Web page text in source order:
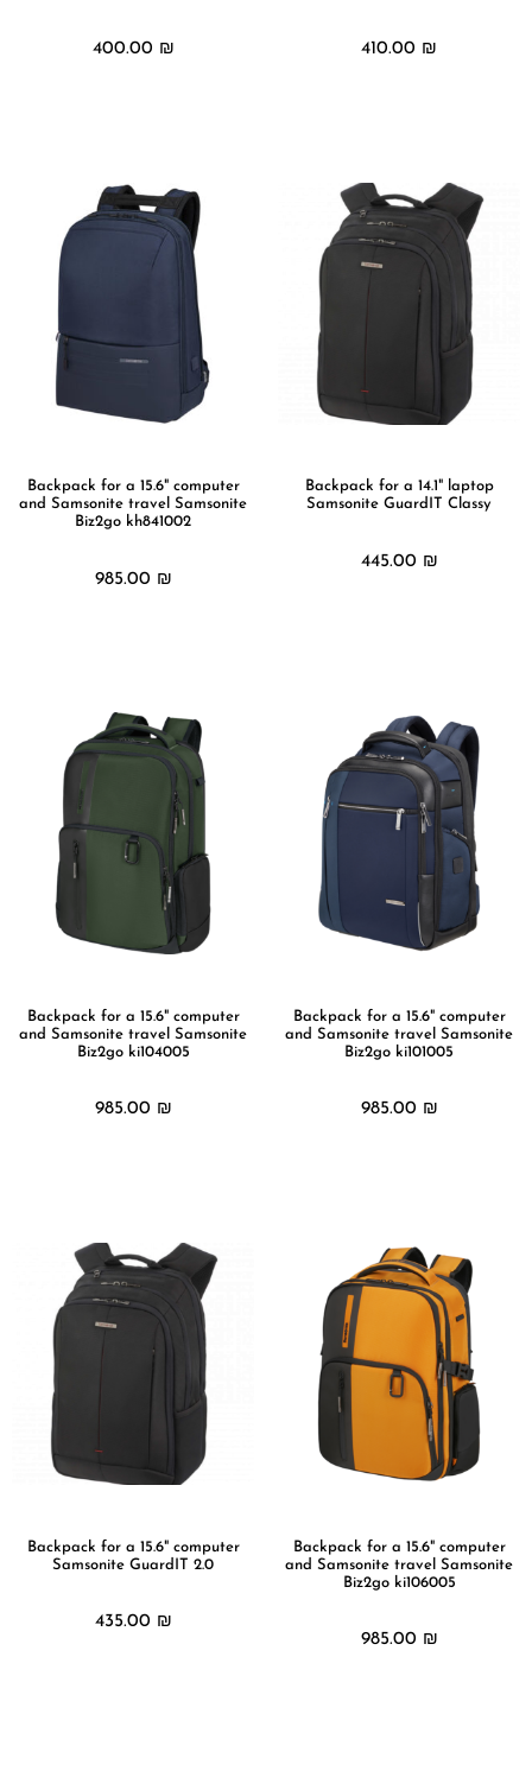
410.00 ₪
400.00 ₪
Backpack for a 14.1" laptop
Samsonite GuardIT Classy
445.00 ₪
Backpack for a 15.6" computer
and Samsonite travel Samsonite
Biz2go kh841002
985.00 ₪
Backpack for a 15.6" computer
and Samsonite travel Samsonite
Biz2go ki101005
985.00 ₪
Backpack for a 15.6" computer
and Samsonite travel Samsonite
Biz2go ki104005
985.00 ₪
Backpack for a 15.6" computer
and Samsonite travel Samsonite
Biz2go ki106005
985.00 ₪
Backpack for a 15.6" computer
Samsonite GuardIT 2.0
435.00 ₪